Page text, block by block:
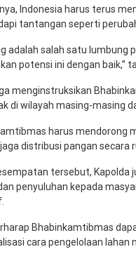
Indonesia harus terus
tantangan seperti
adalah salah satu lumbung
potensi ini dengan baik,”
menginstruksikan
di wilayah masing-masing
harus mendorong
distribusi pangan secara
tersebut, Kapolda
penyuluhan kepada
Bhabinkamtibmas
cara pengelolaan lahan